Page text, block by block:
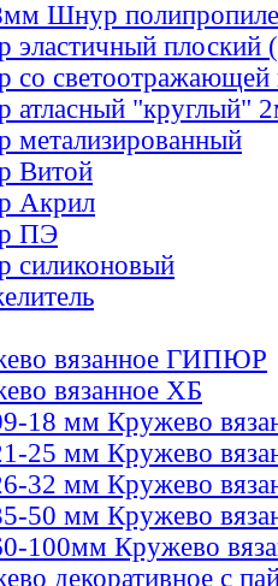
Шнур
эластичный плоский
со светоотражающей
атласный "круглый"
метализированный
Витой
Акрил
ПЭ
силиконовый
вязанное ГИПЮР
вязанное ХБ
18 мм Кружево
25 мм Кружево
32 мм Кружево
50 мм Кружево
100мм Кружево
декоративное с